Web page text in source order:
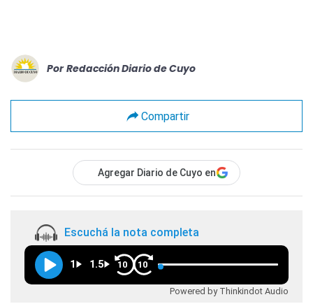
Por Redacción Diario de Cuyo
Compartir
Agregar Diario de Cuyo en
Escuchá la nota completa
1 1.5 10 10
Powered by Thinkindot Audio